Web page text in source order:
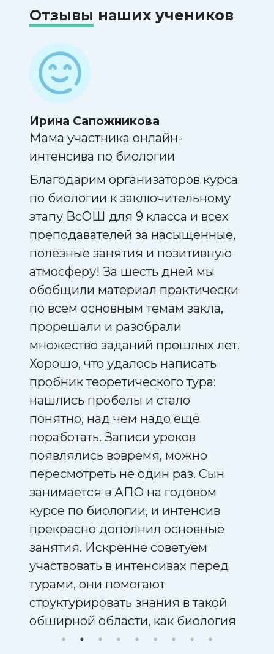
Отзывы наших учеников
Ирина Сапожникова
Мама участника онлайн-
интенсива по биологии
Благодарим организаторов курса
по биологии к заключительному
этапу ВсОШ для 9 класса и всех
преподавателей за насыщенные,
полезные занятия и позитивную
атмосферу! За шесть дней мы
обобщили материал практически
по всем основным темам закла,
прорешали и разобрали
множество заданий прошлых лет.
Хорошо, что удалось написать
пробник теоретического тура:
нашлись пробелы и стало
понятно, над чем надо ещё
поработать. Записи уроков
появлялись вовремя, можно
пересмотреть не один раз. Сын
занимается в АПО на годовом
курсе по биологии, и интенсив
прекрасно дополнил основные
занятия. Искренне советуем
участвовать в интенсивах перед
турами, они помогают
структурировать знания в такой
обширной области, как биология